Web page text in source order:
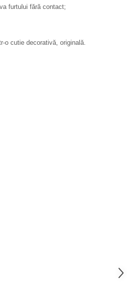
furtului fără contact;
o cutie decorativă, originală.